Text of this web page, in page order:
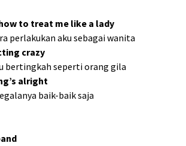
to treat me like a lady
perlakukan aku sebagai wanita
crazy
bertingkah seperti orang gila
alright
baik-baik saja